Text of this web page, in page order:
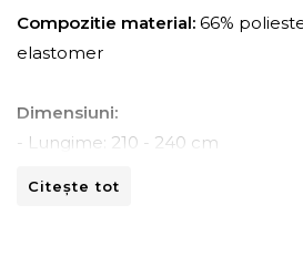
Compozitie material: 66%
elastomer
Dimensiuni:
- Lungime: 210 - 240 cm
- Inaltime: 80 -110 cm
Citește tot